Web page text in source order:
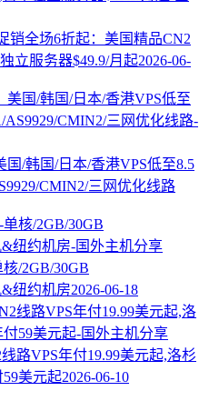
销全场6折起：美国精品CN2
立服务器$49.9/月起2026-06-
国/韩国/日本/香港VPS低至8.5
CMIN2/三网优化线路
/2GB/30GB
&纽约机房2026-06-18
路VPS年付19.99美元起,洛杉
美元起2026-06-10